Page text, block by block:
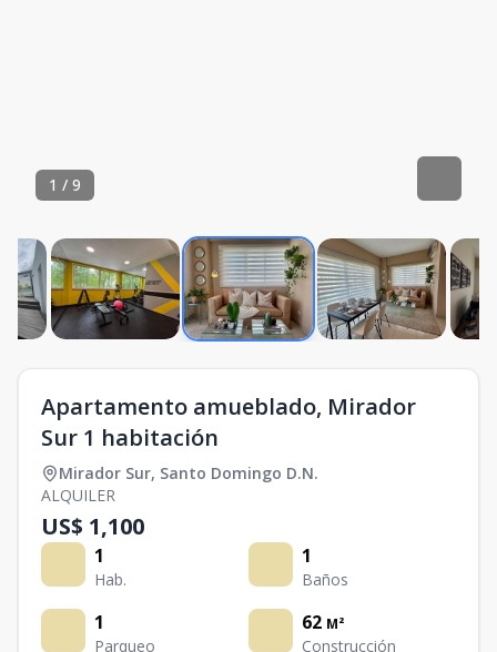
1 / 9
Apartamento amueblado, Mirador
Sur 1 habitación
Mirador Sur, Santo Domingo D.N.
ALQUILER
US$ 1,100
1
Hab.
1
Baños
1
Parqueo
62 M²
Construcción